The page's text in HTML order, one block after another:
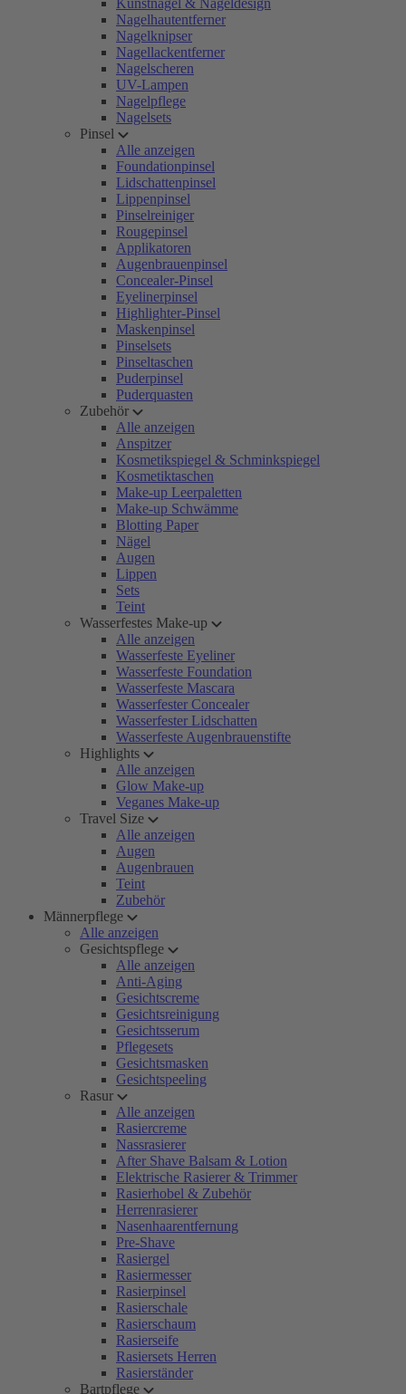
Kunstnägel & Nageldesign
Nagelhautentferner
Nagelknipser
Nagellackentferner
Nagelscheren
UV-Lampen
Nagelpflege
Nagelsets
Pinsel
Alle anzeigen
Foundationpinsel
Lidschattenpinsel
Lippenpinsel
Pinselreiniger
Rougepinsel
Applikatoren
Augenbrauenpinsel
Concealer-Pinsel
Eyelinerpinsel
Highlighter-Pinsel
Maskenpinsel
Pinselsets
Pinseltaschen
Puderpinsel
Puderquasten
Zubehör
Alle anzeigen
Anspitzer
Kosmetikspiegel & Schminkspiegel
Kosmetiktaschen
Make-up Leerpaletten
Make-up Schwämme
Blotting Paper
Nägel
Augen
Lippen
Sets
Teint
Wasserfestes Make-up
Alle anzeigen
Wasserfeste Eyeliner
Wasserfeste Foundation
Wasserfeste Mascara
Wasserfester Concealer
Wasserfester Lidschatten
Wasserfeste Augenbrauenstifte
Highlights
Alle anzeigen
Glow Make-up
Veganes Make-up
Travel Size
Alle anzeigen
Augen
Augenbrauen
Teint
Zubehör
Männerpflege
Alle anzeigen
Gesichtspflege
Alle anzeigen
Anti-Aging
Gesichtscreme
Gesichtsreinigung
Gesichtsserum
Pflegesets
Gesichtsmasken
Gesichtspeeling
Rasur
Alle anzeigen
Rasiercreme
Nassrasierer
After Shave Balsam & Lotion
Elektrische Rasierer & Trimmer
Rasierhobel & Zubehör
Herrenrasierer
Nasenhaarentfernung
Pre-Shave
Rasiergel
Rasiermesser
Rasierpinsel
Rasierschale
Rasierschaum
Rasierseife
Rasiersets Herren
Rasierständer
Bartpflege